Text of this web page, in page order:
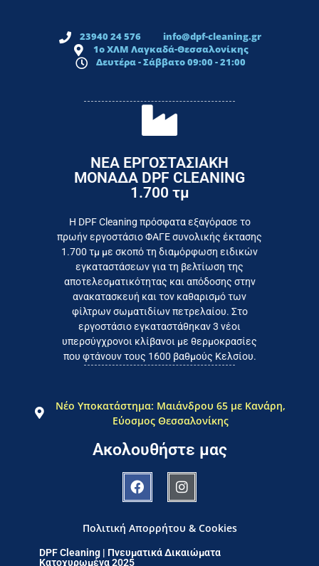
23940 24 576
info@dpf-cleaning.gr
1ο ΧΛΜ Λαγκαδά-Θεσσαλονίκης
Δευτέρα - Σάββατο 09:00 - 21:00
ΝΕΑ ΕΡΓΟΣΤΑΣΙΑΚΗ
ΜΟΝΑΔΑ DPF CLEANING
1.700 τμ
Η DPF Cleaning πρόσφατα εξαγόρασε το
πρωήν εργοστάσιο ΦΑΓΕ συνολικής έκτασης
1.700 τμ με σκοπό τη διαμόρφωση ειδικών
εγκαταστάσεων για τη βελτίωση της
αποτελεσματικότητας και απόδοσης στην
ανακατασκευή και τον καθαρισμό των
φίλτρων σωματιδίων πετρελαίου. Στο
εργοστάσιο εγκαταστάθηκαν 3 νέοι
υπερσύγχρονοι κλίβανοι με θερμοκρασίες
που φτάνουν τους 1600 βαθμούς Κελσίου.
Εργαζόμαστε καθημερινά για
το συμφέρον του τελικού
καταναλωτή
Νέο Υποκατάστημα: Μαιάνδρου 65 με Κανάρη,
Εύοσμος Θεσσαλονίκης
Ακολουθήστε μας
Πολιτική Απορρήτου & Cookies
DPF Cleaning | Πνευματικά Δικαιώματα
Κατοχυρωμένα 2025